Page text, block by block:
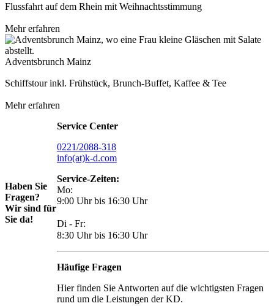
Flussfahrt auf dem Rhein mit Weihnachtsstimmung
Mehr erfahren
Adventsbrunch Mainz
Schiffstour inkl. Frühstück, Brunch-Buffet, Kaffee & Tee
Mehr erfahren
Haben Sie
Fragen?
Wir sind für
Sie da!
Service Center
0221/2088-318
info(at)k-d.com
Service-Zeiten:
Mo:
9:00 Uhr bis 16:30 Uhr
Di - Fr:
8:30 Uhr bis 16:30 Uhr
Häufige Fragen
Hier finden Sie Antworten auf die wichtigsten Fragen
rund um die Leistungen der KD.